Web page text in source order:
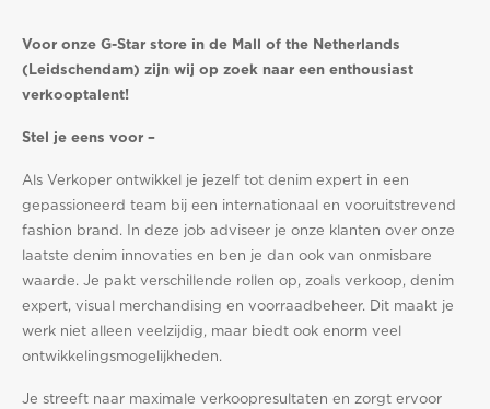
Voor onze G-Star store in de Mall of the Netherlands
(Leidschendam) zijn wij op zoek naar een enthousiast
verkooptalent!
Stel je eens voor –
Als Verkoper ontwikkel je jezelf tot denim expert in een
gepassioneerd team bij een internationaal en vooruitstrevend
fashion brand. In deze job adviseer je onze klanten over onze
laatste denim innovaties en ben je dan ook van onmisbare
waarde. Je pakt verschillende rollen op, zoals verkoop, denim
expert, visual merchandising en voorraadbeheer. Dit maakt je
werk niet alleen veelzijdig, maar biedt ook enorm veel
ontwikkelingsmogelijkheden.
Je streeft naar maximale verkoopresultaten en zorgt ervoor